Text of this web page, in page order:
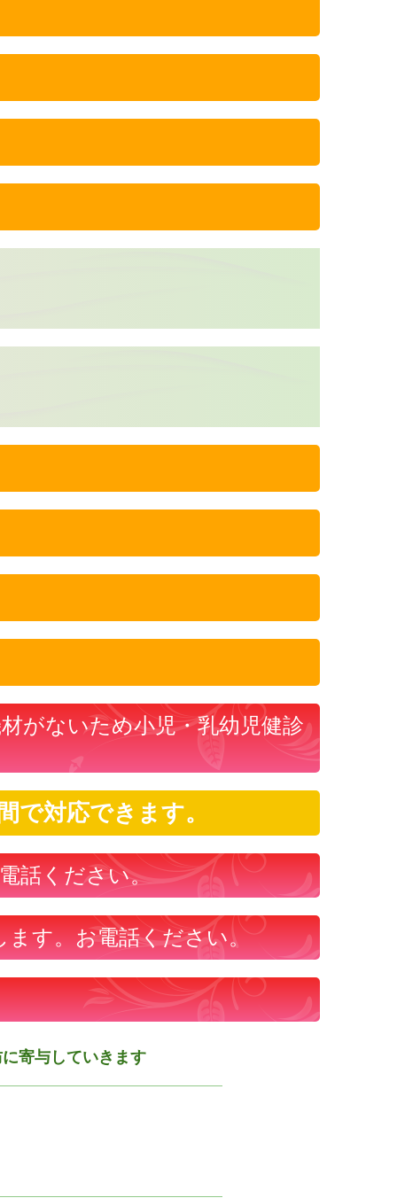
がないため小児・乳幼児健診
で対応できます。
話ください。
ます。お電話ください。
寄与していきます